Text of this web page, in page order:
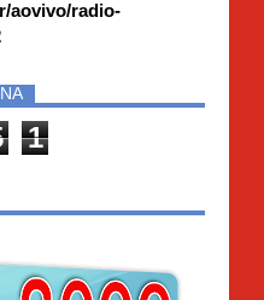
aovivo/radio-
1